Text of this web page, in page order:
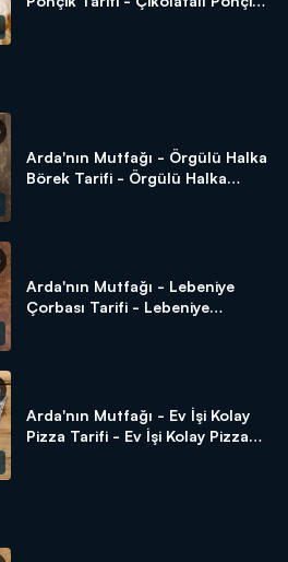
Arda'nın Mutfağı - Örgülü Halka
Börek Tarifi - Örgülü Halka
Arda'nın Mutfağı - Lebeniye
Çorbası Tarifi - Lebeniye
Arda'nın Mutfağı - Ev İşi Kolay
Pizza Tarifi - Ev İşi Kolay Pizza